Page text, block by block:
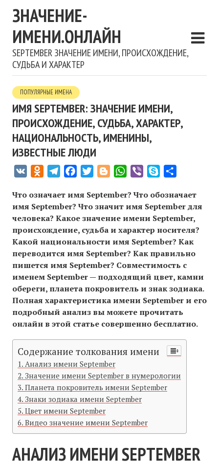
ЗНАЧЕНИЕ-
ИМЕНИ.ОНЛАЙН
SEPTEMBER ЗНАЧЕНИЕ ИМЕНИ, ПРОИСХОЖДЕНИЕ,
СУДЬБА И ХАРАКТЕР
ПОПУЛЯРНЫЕ ИМЕНА
ИМЯ SEPTEMBER: ЗНАЧЕНИЕ ИМЕНИ,
ПРОИСХОЖДЕНИЕ, СУДЬБА, ХАРАКТЕР,
НАЦИОНАЛЬНОСТЬ, ИМЕНИНЫ,
ИЗВЕСТНЫЕ ЛЮДИ
VK Odnoklassniki
TelegramFacebookTwitterBloggerWhatsApp
Viber Skype
Что означает имя September? Что обозначает
имя September? Что значит имя September для
человека? Какое значение имени September,
происхождение, судьба и характер носителя?
Какой национальности имя September? Как
переводится имя September? Как правильно
пишется имя September? Совместимость c
именем September — подходящий цвет, камни
обереги, планета покровитель и знак зодиака.
Полная характеристика имени September и его
подробный анализ вы можете прочитать
онлайн в этой статье совершенно бесплатно.
Содержание толкования имени
Анализ имени September
Значение имени September в нумерологии
Планета покровитель имени September
Знаки зодиака имени September
Цвет имени September
Видео значение имени September
АНАЛИЗ ИМЕНИ SEPTEMBER